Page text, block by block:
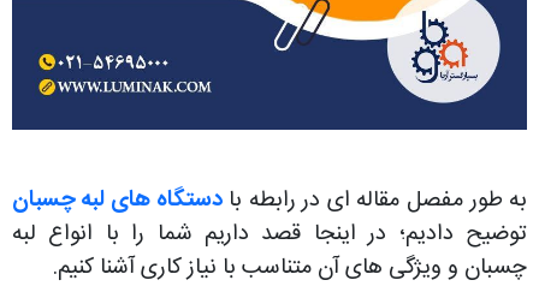
به طور مفصل مقاله ای در رابطه بادستگاه های لبه چسبان
توضیح دادیم؛ در اینجا قصد داریم شما را با انواع لبه
چسبان و ویژگی های آن متناسب با نیاز کاری آشنا کنیم.